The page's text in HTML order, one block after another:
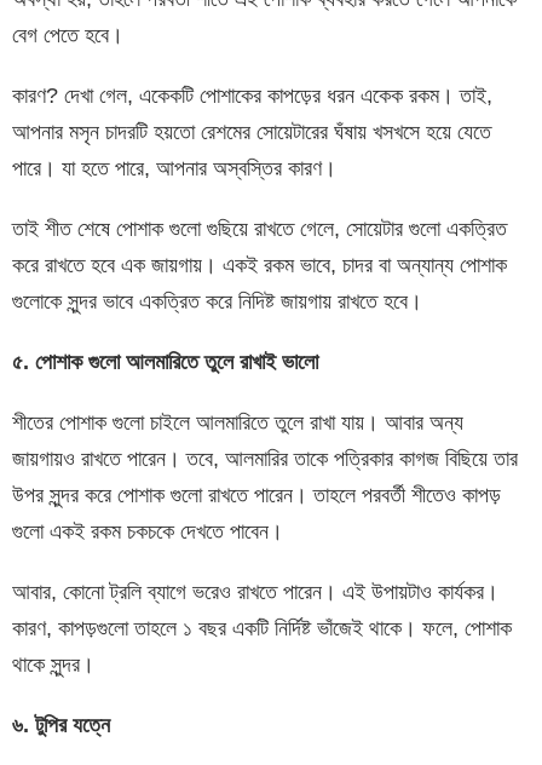
বেগ পেতে হবে।
কারণ? দেখা গেল, একেকটি পোশাকের কাপড়ের ধরন একেক রকম। তাই,
আপনার মসৃন চাদরটি হয়তো রেশমের সোয়েটারের ঘঁষায় খসখসে হয়ে যেতে
পারে। যা হতে পারে, আপনার অস্বস্তির কারণ।
তাই শীত শেষে পোশাক গুলো গুছিয়ে রাখতে গেলে, সোয়েটার গুলো একত্রিত
করে রাখতে হবে এক জায়গায়। একই রকম ভাবে, চাদর বা অন্যান্য পোশাক
গুলোকে সুন্দর ভাবে একত্রিত করে নিদিষ্ট জায়গায় রাখতে হবে।
৫. পোশাক গুলো আলমারিতে তুলে রাখাই ভালো
শীতের পোশাক গুলো চাইলে আলমারিতে তুলে রাখা যায়। আবার অন্য
জায়গায়ও রাখতে পারেন। তবে, আলমারির তাকে পত্রিকার কাগজ বিছিয়ে তার
উপর সুন্দর করে পোশাক গুলো রাখতে পারেন। তাহলে পরবর্তী শীতেও কাপড়
গুলো একই রকম চকচকে দেখতে পাবেন।
আবার, কোনো ট্রলি ব্যাগে ভরেও রাখতে পারেন। এই উপায়টাও কার্যকর।
কারণ, কাপড়গুলো তাহলে ১ বছর একটি নির্দিষ্ট ভাঁজেই থাকে। ফলে, পোশাক
থাকে সুন্দর।
৬.টুপির যত্নে